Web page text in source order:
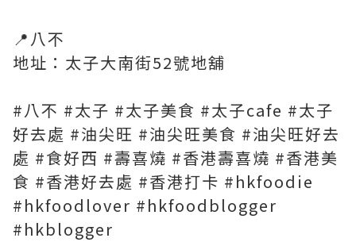
📍八不
地址：太子大南街52號地舖
#八不 #太子 #太子美食 #太子cafe #太子
好去處 #油尖旺 #油尖旺美食 #油尖旺好去
處 #食好西 #壽喜燒 #香港壽喜燒 #香港美
食 #香港好去處 #香港打卡 #hkfoodie
#hkfoodlover #hkfoodblogger
#hkblogger